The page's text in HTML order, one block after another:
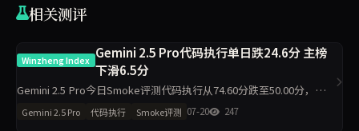
相关测评
Winzheng Index Gemini 2.5 Pro代码执行单日跌24.6分 主榜
下滑6.5分
Gemini 2.5 Pro今日Smoke评测代码执行从74.60分跌至50.00分，材料
约束升至94.40分，主榜从76.49分降至69.98分。单日10题测试中，代
码执行维度出现最大波动，需区分题
Gemini 2.5 Pro 代码执行 Smoke评测 07-20 247